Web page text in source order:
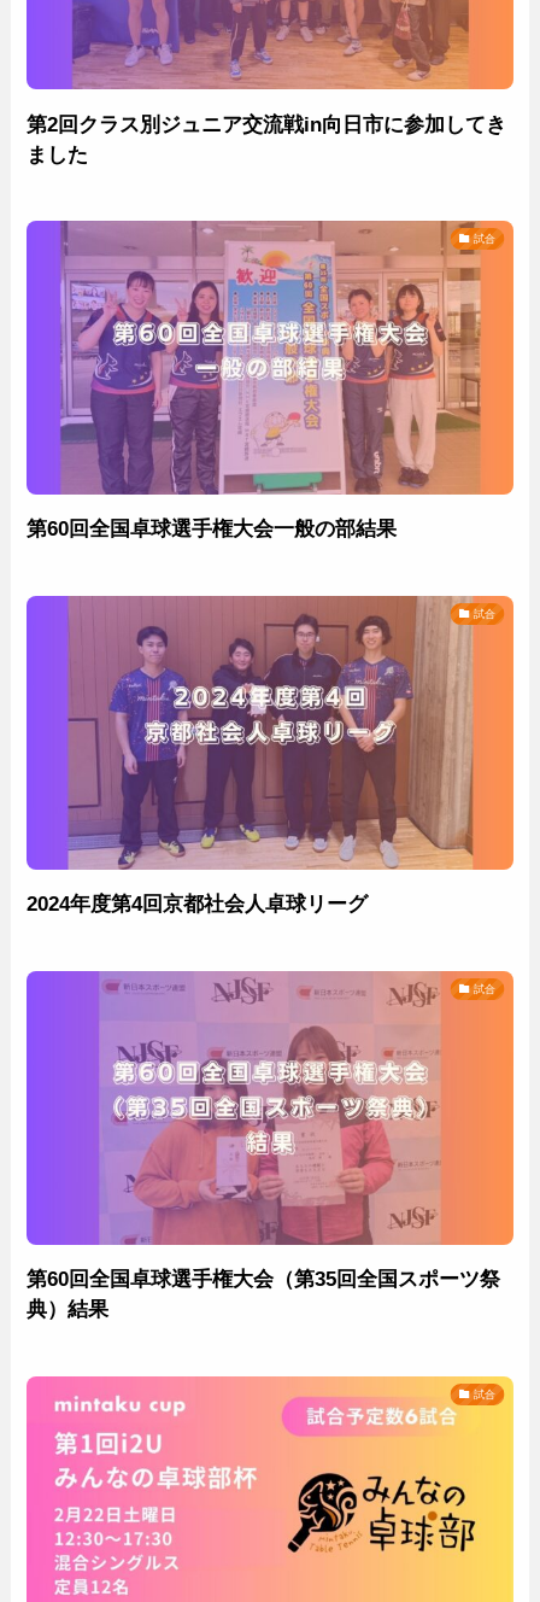
第2回クラス別ジュニア交流戦in向日市に参加してき
ました
試合
第60回全国卓球選手権大会一般の部結果
試合
2024年度第4回京都社会人卓球リーグ
試合
第60回全国卓球選手権大会（第35回全国スポーツ祭
典）結果
試合